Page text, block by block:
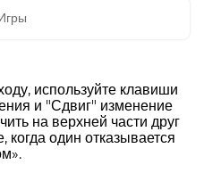
используйте клавиши
и "Сдвиг" изменение
на верхней части друг
один отказывается